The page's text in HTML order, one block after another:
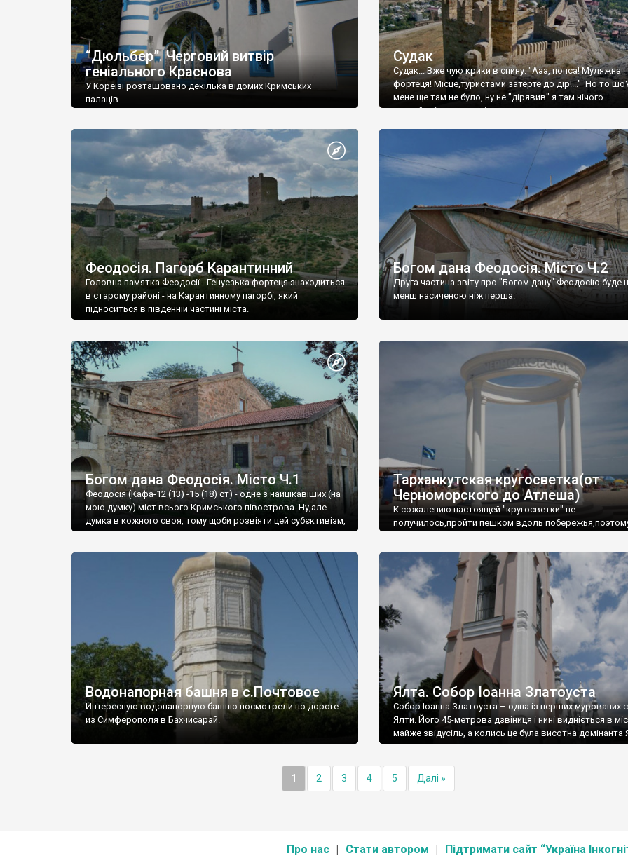
“Дюльбер”. Черговий витвір
геніального Краснова
У Кореїзі розташовано декілька відомих Кримських
палаців.
Судак
Судак... Вже чую крики в спину: "Ааа, попса! Муляжна
фортеця! Місце,туристами затерте до дір!..." Но то
мене ще там не було, ну не "дірявив" я там нічого...
принаймні до цього літа.
Феодосія. Пагорб Карантинний
Головна памятка Феодосії - Генуезька фортеця знаходиться
в старому районі - на Карантинному пагорбі, який
підноситься в південній частині міста.
Богом дана Феодосія. Місто Ч.2
Друга частина звіту про "Богом дану" Феодосію буде
менш насиченою ніж перша.
Богом дана Феодосія. Місто Ч.1
Феодосія (Кафа-12 (13) -15 (18) ст) - одне з найцікавіших (на
мою думку) міст всього Кримського півострова .Ну,але
думка в кожного своя, тому щоби розвіяти цей субєктивізм,
запрошую відвідати це
Тарханкутская кругосветка(от
Черноморского до Атлеша)
К сожалению настоящей "кругосветки" не
получилось,пройти пешком вдоль
Водонапорная башня в с.Почтовое
Интересную водонапорную башню посмотрели по дороге
из Симферополя в Бахчисарай.
Ялта. Собор Іоанна Златоуста
Собор Іоанна Златоуста – одна із перших мурованих
Ялти. Його 45-метрова дзвіниця і нині видніється в
майже звідусіль, а колись це була висотна домінанта
1 2 3 4 5 Далі »
Про нас Стати автором Підтримати сайт “Україна